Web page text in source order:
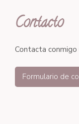
Contacto
Contacta
Formulario de